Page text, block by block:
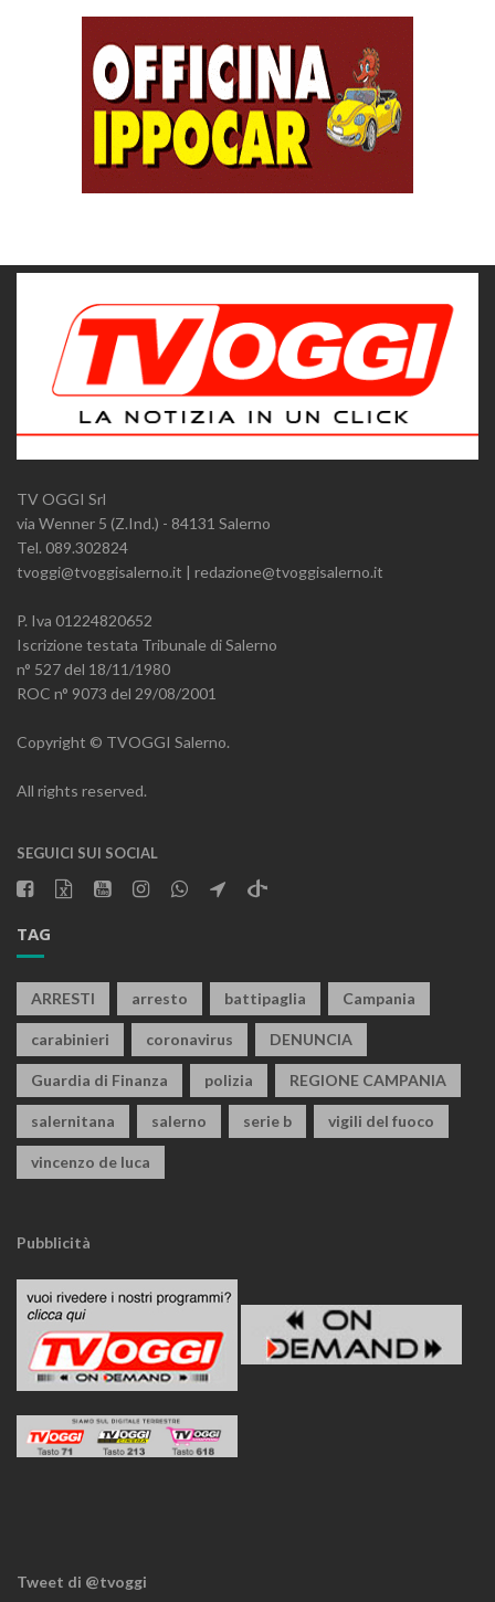
TV OGGI Srl
via Wenner 5 (Z.Ind.) - 84131 Salerno
Tel. 089.302824
tvoggi@tvoggisalerno.it | redazione@tvoggisalerno.it
P. Iva 01224820652
Iscrizione testata Tribunale di Salerno
n° 527 del 18/11/1980
ROC n° 9073 del 29/08/2001
Copyright © TVOGGI Salerno.
All rights reserved.
SEGUICI SUI SOCIAL
TAG
ARRESTI arresto battipaglia Campania
carabinieri coronavirus DENUNCIA
Guardia di Finanza polizia REGIONE CAMPANIA
salernitana salerno serie b vigili del fuoco
vincenzo de luca
Pubblicità
Tweet di @tvoggi